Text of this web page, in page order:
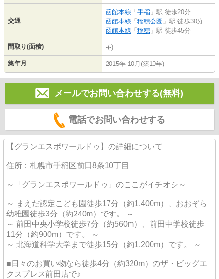
交通
函館本線 「手稲 」駅 徒歩20分
函館本線 「稲積公園 」駅 徒歩30分
函館本線 「稲穂 」駅 徒歩45分
間取り(面積) -(-)
築年月 2015年 10月(築10年)
メールでお問い合わせする(無料)
電話でお問い合わせする
【グランエスポワールドゥ】の詳細について
住所：札幌市手稲区前田8条10丁目
～「グランエスポワールドゥ」のここがイチオシ～
～ まえだ認定こども園徒歩17分（約1,400m）、おおぞら
幼稚園徒歩3分（約240m）です。 ～
～ 前田中央小学校徒歩7分（約560m）、前田中学校徒歩
11分（約900m）です。 ～
～ 北海道科学大学まで徒歩15分（約1,200m）です。 ～
■日々のお買い物なら徒歩4分（約320m）のザ・ビッグエ
クスプレス前田店で♪